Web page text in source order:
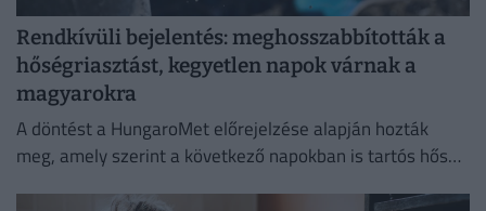
Rendkívüli bejelentés: meghosszabbították a
hőségriasztást, kegyetlen napok várnak a
magyarokra
A döntést a HungaroMet előrejelzése alapján hozták
meg, amely szerint a következő napokban is tartós hőség